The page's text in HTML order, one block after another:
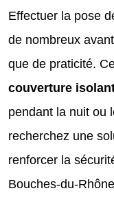
Effectuer la pose
de nombreux
que de praticité.
couverture
pendant la nuit ou
recherchez une
renforcer la
Bouches-du-